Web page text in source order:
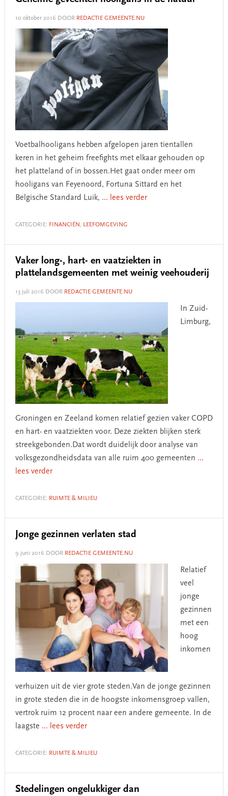
10 oktober 2016 DOOR REDACTIE GEMEENTE.NU
Voetbalhooligans hebben afgelopen jaren tientallen
keren in het geheim freefights met elkaar gehouden op
het platteland of in bossen.Het gaat onder meer om
hooligans van Feyenoord, Fortuna Sittard en het
Belgische Standard Luik, ... lees verder
CATEGORIE: FINANCIËN , LEEFOMGEVING
Vaker long-, hart- en vaatziekten in
plattelandsgemeenten met weinig veehouderij
13 juli 2016 DOOR REDACTIE GEMEENTE.NU
In Zuid-
Limburg,
Groningen en Zeeland komen relatief gezien vaker COPD
en hart- en vaatziekten voor. Deze ziekten blijken sterk
streekgebonden.Dat wordt duidelijk door analyse van
volksgezondheidsdata van alle ruim 400 gemeenten ...
lees verder
CATEGORIE: RUIMTE & MILIEU
Jonge gezinnen verlaten stad
9 juni 2016 DOOR REDACTIE GEMEENTE.NU
Relatief
veel
jonge
gezinnen
met een
hoog
inkomen
verhuizen uit de vier grote steden.Van de jonge gezinnen
in grote steden die in de hoogste inkomensgroep vallen,
vertrok ruim 12 procent naar een andere gemeente. In de
laagste ... lees verder
CATEGORIE: RUIMTE & MILIEU
Stedelingen ongelukkiger dan